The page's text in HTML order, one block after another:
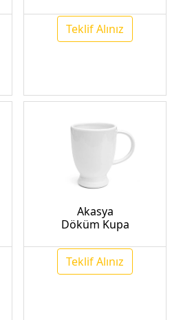
Teklif Alınız
Akasya
Döküm Kupa
Teklif Alınız